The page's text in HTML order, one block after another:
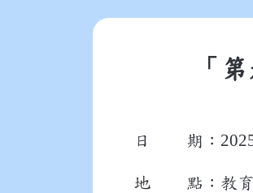
「
日 期：
地 點：教育